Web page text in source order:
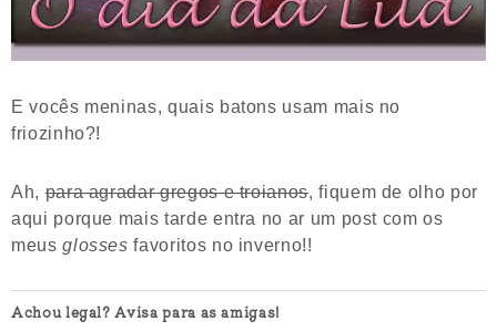
E vocês meninas, quais batons usam mais no
friozinho?!
Ah,para agradar gregos e troianos, fiquem de olho por
aqui porque mais tarde entra no ar um post com os
meusglosses favoritos no inverno!!
Achou legal? Avisa para as amigas!